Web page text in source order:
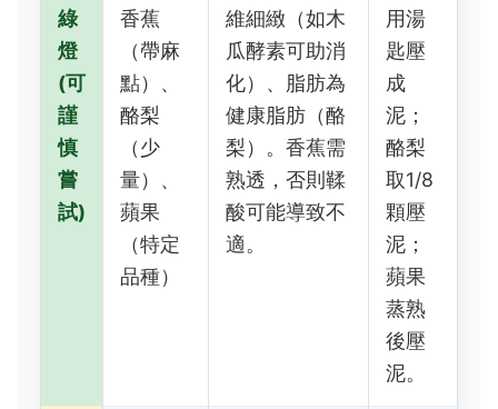
綠
燈
(可
謹
慎
嘗
試)
香蕉
（帶麻
點）、
酪梨
（少
量）、
蘋果
（特定
品種）
維細緻（如木
瓜酵素可助消
化）、脂肪為
健康脂肪（酪
梨）。香蕉需
熟透，否則鞣
酸可能導致不
適。
用湯
匙壓
成
泥；
酪梨
取1/8
顆壓
泥；
蘋果
蒸熟
後壓
泥。